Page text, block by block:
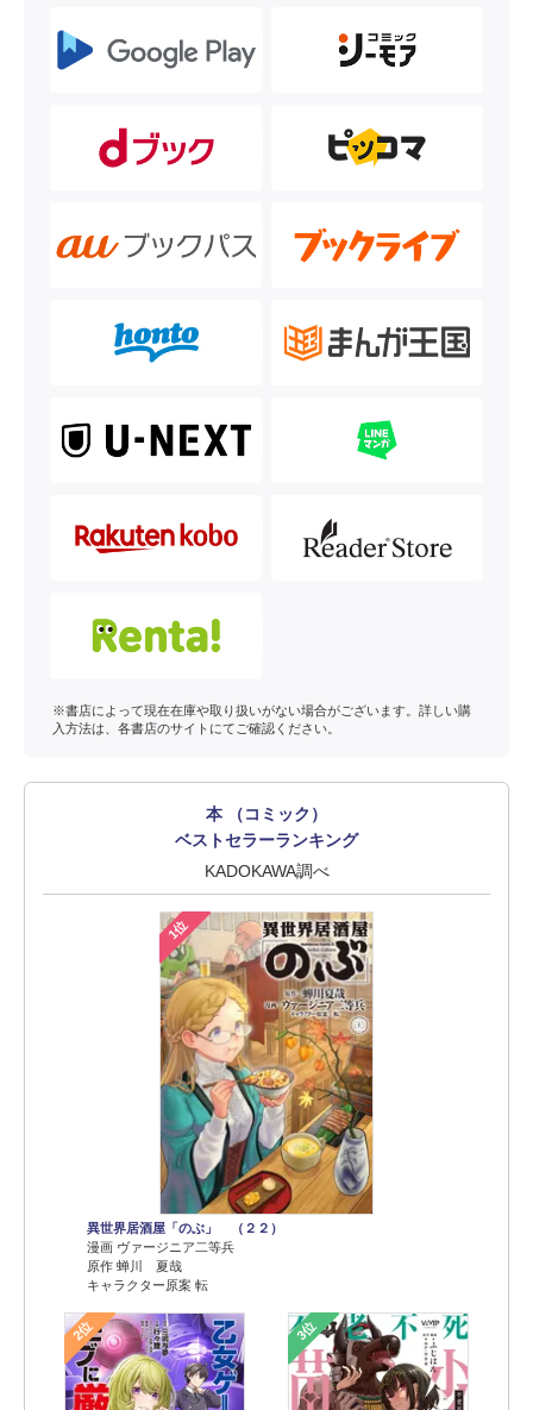
※書店によって現在在庫や取り扱いがない場合がございます。詳しい購
入方法は、各書店のサイトにてご確認ください。
本 （コミック）
ベストセラーランキング
KADOKAWA調べ
1位
異世界居酒屋「のぶ」 （２２）
漫画 ヴァージニア二等兵
原作 蝉川 夏哉
キャラクター原案 転
2位 3位